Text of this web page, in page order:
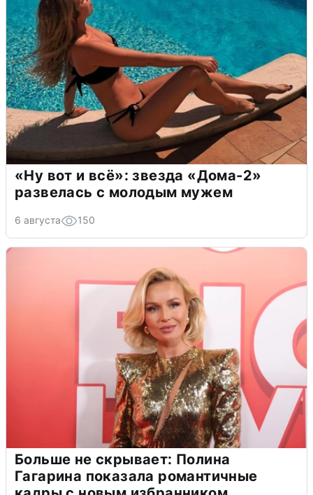
«Ну вот и всё»: звезда «Дома-2»
развелась с молодым мужем
6 августа 150
Больше не скрывает: Полина
Гагарина показала романтичные